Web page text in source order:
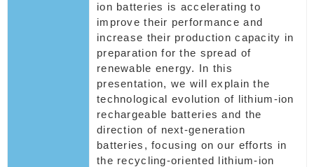
ion batteries is accelerating to
improve their performance and
increase their production capacity in
preparation for the spread of
renewable energy. In this
presentation, we will explain the
technological evolution of lithium-ion
rechargeable batteries and the
direction of next-generation
batteries, focusing on our efforts in
the recycling-oriented lithium-ion